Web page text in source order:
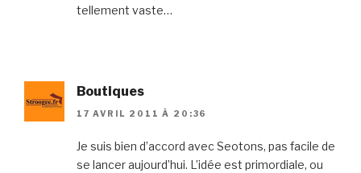
tellement vaste…
Boutiques
17 AVRIL 2011 À 20:36
Je suis bien d’accord avec Seotons, pas facile de
se lancer aujourd’hui. L’idée est primordiale, ou